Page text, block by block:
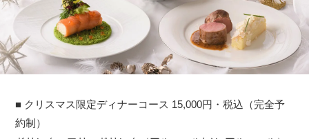
■ クリスマス限定ディナーコース 15,000円・税込（完全予
約制）